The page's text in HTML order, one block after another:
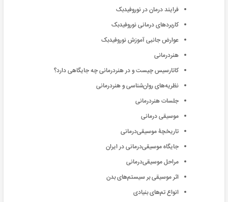
فرایند درمان در نوروفیدبک
کاربردهای درمانی نوروفیدبک
عوارض جانبی آموزش نوروفیدبک
هنردرمانی
کاتارسیس چیست و در هنردرمانی چه جایگاهی دارد؟
نظریه‌های روان‌شناسی و هنردرمانی
جلسات هنردرمانی
موسیقی درمانی
تاریخچۀ موسیقی‌درمانی
جایگاه موسیقی‌درمانی در ایران
مراحل موسیقی‌درمانی
اثر موسیقی بر سیستم‌های بدن
انواع تم‌های بنیادی